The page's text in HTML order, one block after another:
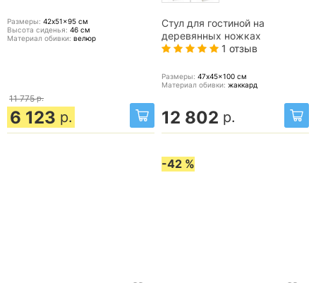
Размеры: 42x51x95 см
Высота сиденья: 46 см
Материал обивки: велюр
11 775 р.
6 123 р.
Стул для гостиной на
деревянных ножках
1 отзыв
Размеры: 47x45x100 см
Материал обивки: жаккард
12 802 р.
-42 %